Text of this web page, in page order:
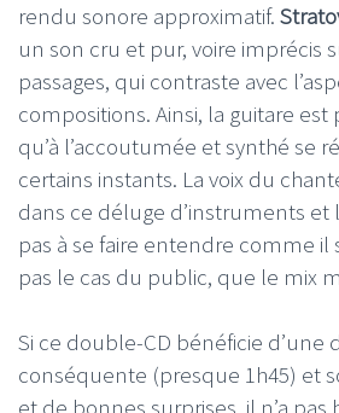
rendu sonore approximatif.
un son cru et pur, voire imprécis
passages, qui contraste avec
compositions. Ainsi, la guitare
qu’à l’accoutumée et synthé se
certains instants. La voix du
dans ce déluge d’instruments et
pas à se faire entendre comme il
pas le cas du public, que le mix
Si ce double-CD bénéficie d’une
conséquente (presque 1h45) et